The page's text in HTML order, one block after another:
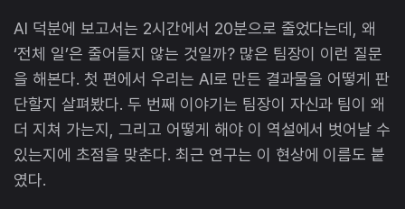
AI 덕분에 보고서는 2시간에서 20분으로 줄었다는데, 왜
‘전체 일’은 줄어들지 않는 것일까? 많은 팀장이 이런 질문
을 해본다. 첫 편에서 우리는 AI로 만든 결과물을 어떻게 판
단할지 살펴봤다. 두 번째 이야기는 팀장이 자신과 팀이 왜
더 지쳐 가는지, 그리고 어떻게 해야 이 역설에서 벗어날 수
있는지에 초점을 맞춘다. 최근 연구는 이 현상에 이름도 붙
였다.